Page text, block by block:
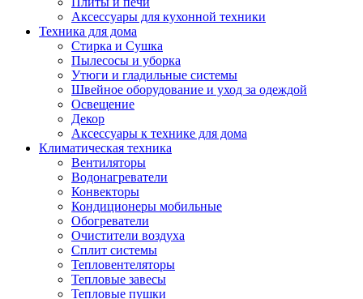
Аксессуары для кухонной техники
Техника для дома
Стирка и Сушка
Пылесосы и уборка
Утюги и гладильные системы
Швейное оборудование и уход за одеждой
Освещение
Декор
Аксессуары к технике для дома
Климатическая техника
Вентиляторы
Водонагреватели
Конвекторы
Кондиционеры мобильные
Обогреватели
Очистители воздуха
Сплит системы
Тепловентеляторы
Тепловые завесы
Тепловые пушки